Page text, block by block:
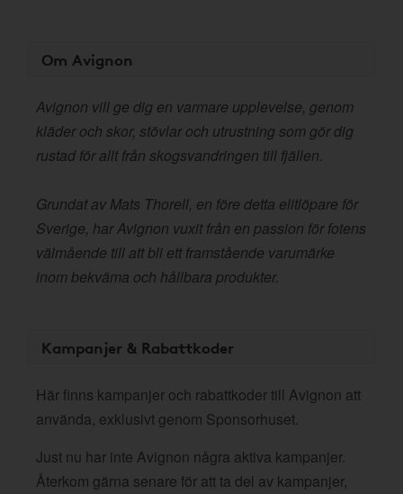
Om Avignon
Avignon vill ge dig en varmare upplevelse, genom
kläder och skor, stövlar och utrustning som gör dig
rustad för allt från skogsvandringen till fjällen.
Grundat av Mats Thorell, en före detta elitlöpare för
Sverige, har Avignon vuxit från en passion för fotens
välmående till att bli ett framstående varumärke
inom bekväma och hållbara produkter.
Kampanjer & Rabattkoder
Här finns kampanjer och rabattkoder till Avignon att
använda, exklusivt genom Sponsorhuset.
Just nu har inte Avignon några aktiva kampanjer.
Återkom gärna senare för att ta del av kampanjer,